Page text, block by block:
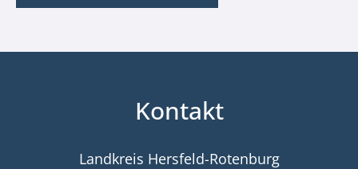
Kontakt
Landkreis Hersfeld-Rotenburg